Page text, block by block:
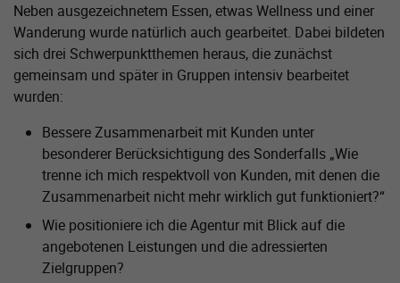
Neben ausgezeichnetem Essen, etwas Wellness und einer
Wanderung wurde natürlich auch gearbeitet. Dabei bildeten
sich drei Schwerpunktthemen heraus, die zunächst
gemeinsam und später in Gruppen intensiv bearbeitet
wurden:
Bessere Zusammenarbeit mit Kunden unter
besonderer Berücksichtigung des Sonderfalls „Wie
trenne ich mich respektvoll von Kunden, mit denen die
Zusammenarbeit nicht mehr wirklich gut funktioniert?“
Wie positioniere ich die Agentur mit Blick auf die
angebotenen Leistungen und die adressierten
Zielgruppen?